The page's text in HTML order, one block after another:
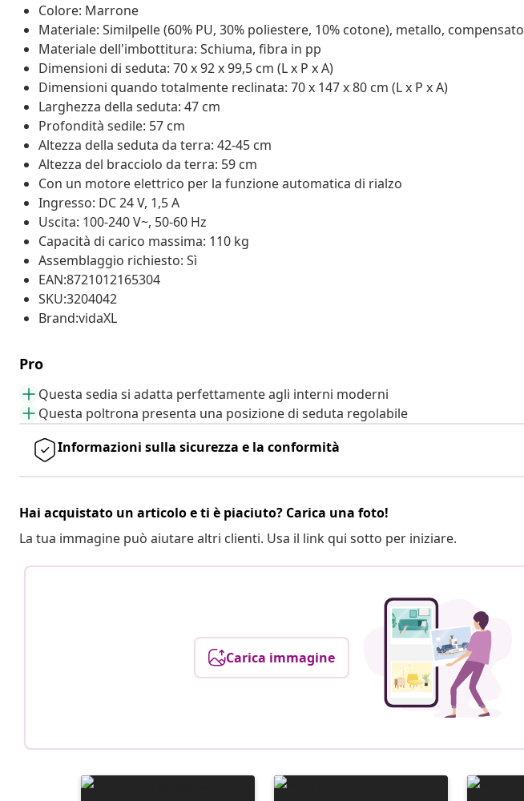
Colore: Marrone
Materiale: Similpelle (60% PU, 30% poliestere, 10% cotone), metallo, compensato
Materiale dell'imbottitura: Schiuma, fibra in pp
Dimensioni di seduta: 70 x 92 x 99,5 cm (L x P x A)
Dimensioni quando totalmente reclinata: 70 x 147 x 80 cm (L x P x A)
Larghezza della seduta: 47 cm
Profondità sedile: 57 cm
Altezza della seduta da terra: 42-45 cm
Altezza del bracciolo da terra: 59 cm
Con un motore elettrico per la funzione automatica di rialzo
Ingresso: DC 24 V, 1,5 A
Uscita: 100-240 V~, 50-60 Hz
Capacità di carico massima: 110 kg
Assemblaggio richiesto: Sì
EAN:8721012165304
SKU:3204042
Brand:vidaXL
Pro
Questa sedia si adatta perfettamente agli interni moderni
Questa poltrona presenta una posizione di seduta regolabile
Informazioni sulla sicurezza e la conformità
Hai acquistato un articolo e ti è piaciuto? Carica una foto!
La tua immagine può aiutare altri clienti. Usa il link qui sotto per iniziare.
Carica immagine